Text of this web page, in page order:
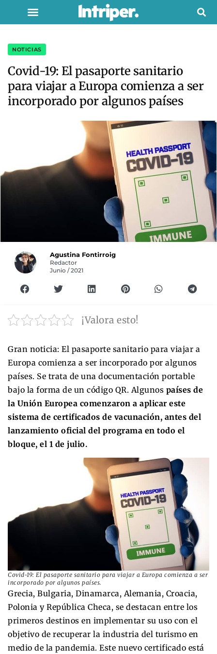
NOTICIAS
Covid-19: El pasaporte sanitario
para viajar a Europa comienza a ser
incorporado por algunos países
Agustina Fontirroig
Redactor
Junio / 2021
¡Valora esto!
Gran noticia: El pasaporte sanitario para viajar a
Europa comienza a ser incorporado por algunos
países. Se trata de una documentación portable
bajo la forma de un código QR. Algunos países de
la Unión Europea comenzaron a aplicar este
sistema de certificados de vacunación, antes del
lanzamiento oficial del programa en todo el
bloque, el 1 de julio.
Covid-19: El pasaporte sanitario para viajar a Europa comienza a ser
incorporado por algunos países.
Grecia, Bulgaria, Dinamarca, Alemania, Croacia,
Polonia y República Checa, se destacan entre los
primeros destinos en implementar su uso con el
objetivo de recuperar la industria del turismo en
medio de la pandemia. Este nuevo certificado está